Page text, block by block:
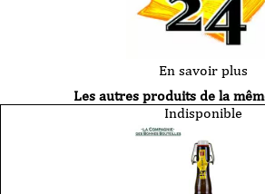
En savoir plus
Les autres produits de la
Indisponible